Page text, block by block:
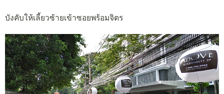
บังคับให้เลี้ยวซ้ายเข้าซอยพร้อมจิตร